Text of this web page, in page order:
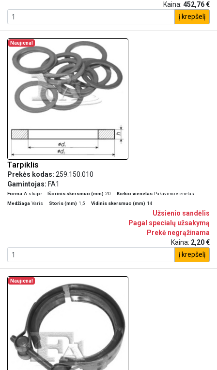
Kaina: 452,76 €
į krepšelį
Naujiena!
Tarpiklis
Prekės kodas: 259.150.010
Gamintojas: FA1
Forma A-shape Išorinis skersmuo (mm) 20 Kiekio vienetas Pakavimo vienetas
Medžiaga Varis Storis (mm) 1,5 Vidinis skersmuo (mm) 14
Užsienio sandėlis
Pagal specialų užsakymą
Prekė negrąžinama
Kaina: 2,20 €
į krepšelį
Naujiena!